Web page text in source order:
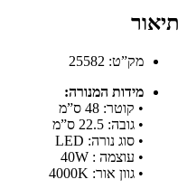
תיאור
מק”ט: 25582
מידות המנורה:
• קוטר: 48 ס”מ
• גובה: 22.5 ס”מ
• סוג נורה: LED
• עוצמה : 40W
• גוון אור: 4000K